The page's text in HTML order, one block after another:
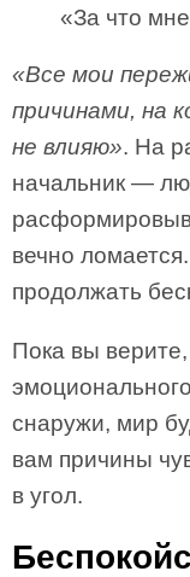
«За что
«Все мои
причинами, на
не влияю». На
начальник —
вечно
продолжать
Пока вы
снаружи, мир
вам причины
в угол.